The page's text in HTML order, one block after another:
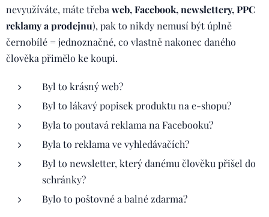
nevyužíváte, máte třeba web, Facebook, newslettery, PPC
reklamy a prodejnu), pak to nikdy nemusí být úplně
černobílé = jednoznačné, co vlastně nakonec daného
člověka přimělo ke koupi.
Byl to krásný web?
Byl to lákavý popisek produktu na e-shopu?
Byla to poutavá reklama na Facebooku?
Byla to reklama ve vyhledávačích?
Byl to newsletter, který danému člověku přišel do
schránky?
Bylo to poštovné a balné zdarma?